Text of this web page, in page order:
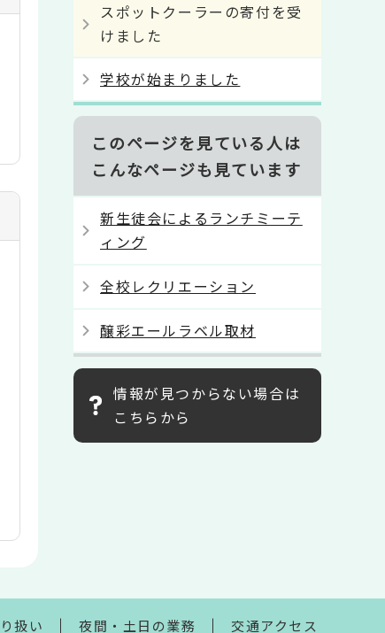
スポットクーラーの寄付を受
けました
学校が始まりました
このページを見ている人は
こんなページも見ています
新生徒会によるランチミーテ
ィング
全校レクリエーション
醸彩エールラベル取材
情報が見つからない場合は
こちらから
扱い 夜間・土日の業務 交通アクセス